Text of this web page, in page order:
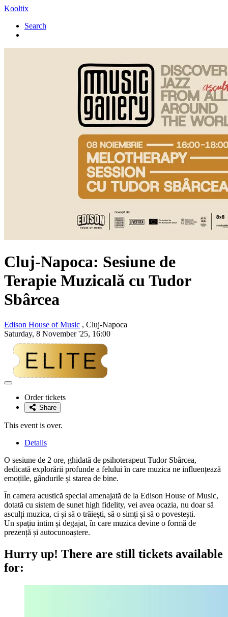
Kooltix
Search
Cluj-Napoca: Sesiune de
Terapie Muzicală cu Tudor
Sbârcea
Edison House of Music , Cluj-Napoca
Saturday, 8 November '25, 16:00
Adaugă
favoriteOrder tickets
Share
This event is over.
Details
O sesiune de 2 ore, ghidată de psihoterapeut Tudor Sbârcea,
dedicată explorării profunde a felului în care muzica ne influențează
emoțiile, gândurile și starea de bine.
În camera acustică special amenajată de la Edison House of Music,
dotată cu sistem de sunet high fidelity, vei avea ocazia, nu doar să
asculți muzica, ci și să o trăiești, să o simți și să o povestești.
Un spațiu intim și degajat, în care muzica devine o formă de
prezență și autocunoaștere.
Hurry up! There are still tickets available
for: